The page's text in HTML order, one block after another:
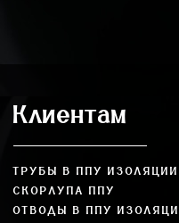
Клиентам
ТРУБЫ В ППУ ИЗОЛЯЦИИ
СКОРЛУПА ППУ
ОТВОДЫ В ППУ